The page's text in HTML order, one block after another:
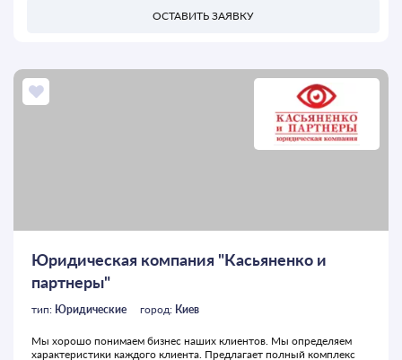
ОСТАВИТЬ ЗАЯВКУ
Юридическая компания "Касьяненко и
партнеры"
тип: Юридические город: Киев
Мы хорошо понимаем бизнес наших клиентов. Мы определяем
характеристики каждого клиента. Предлагает полный комплекс